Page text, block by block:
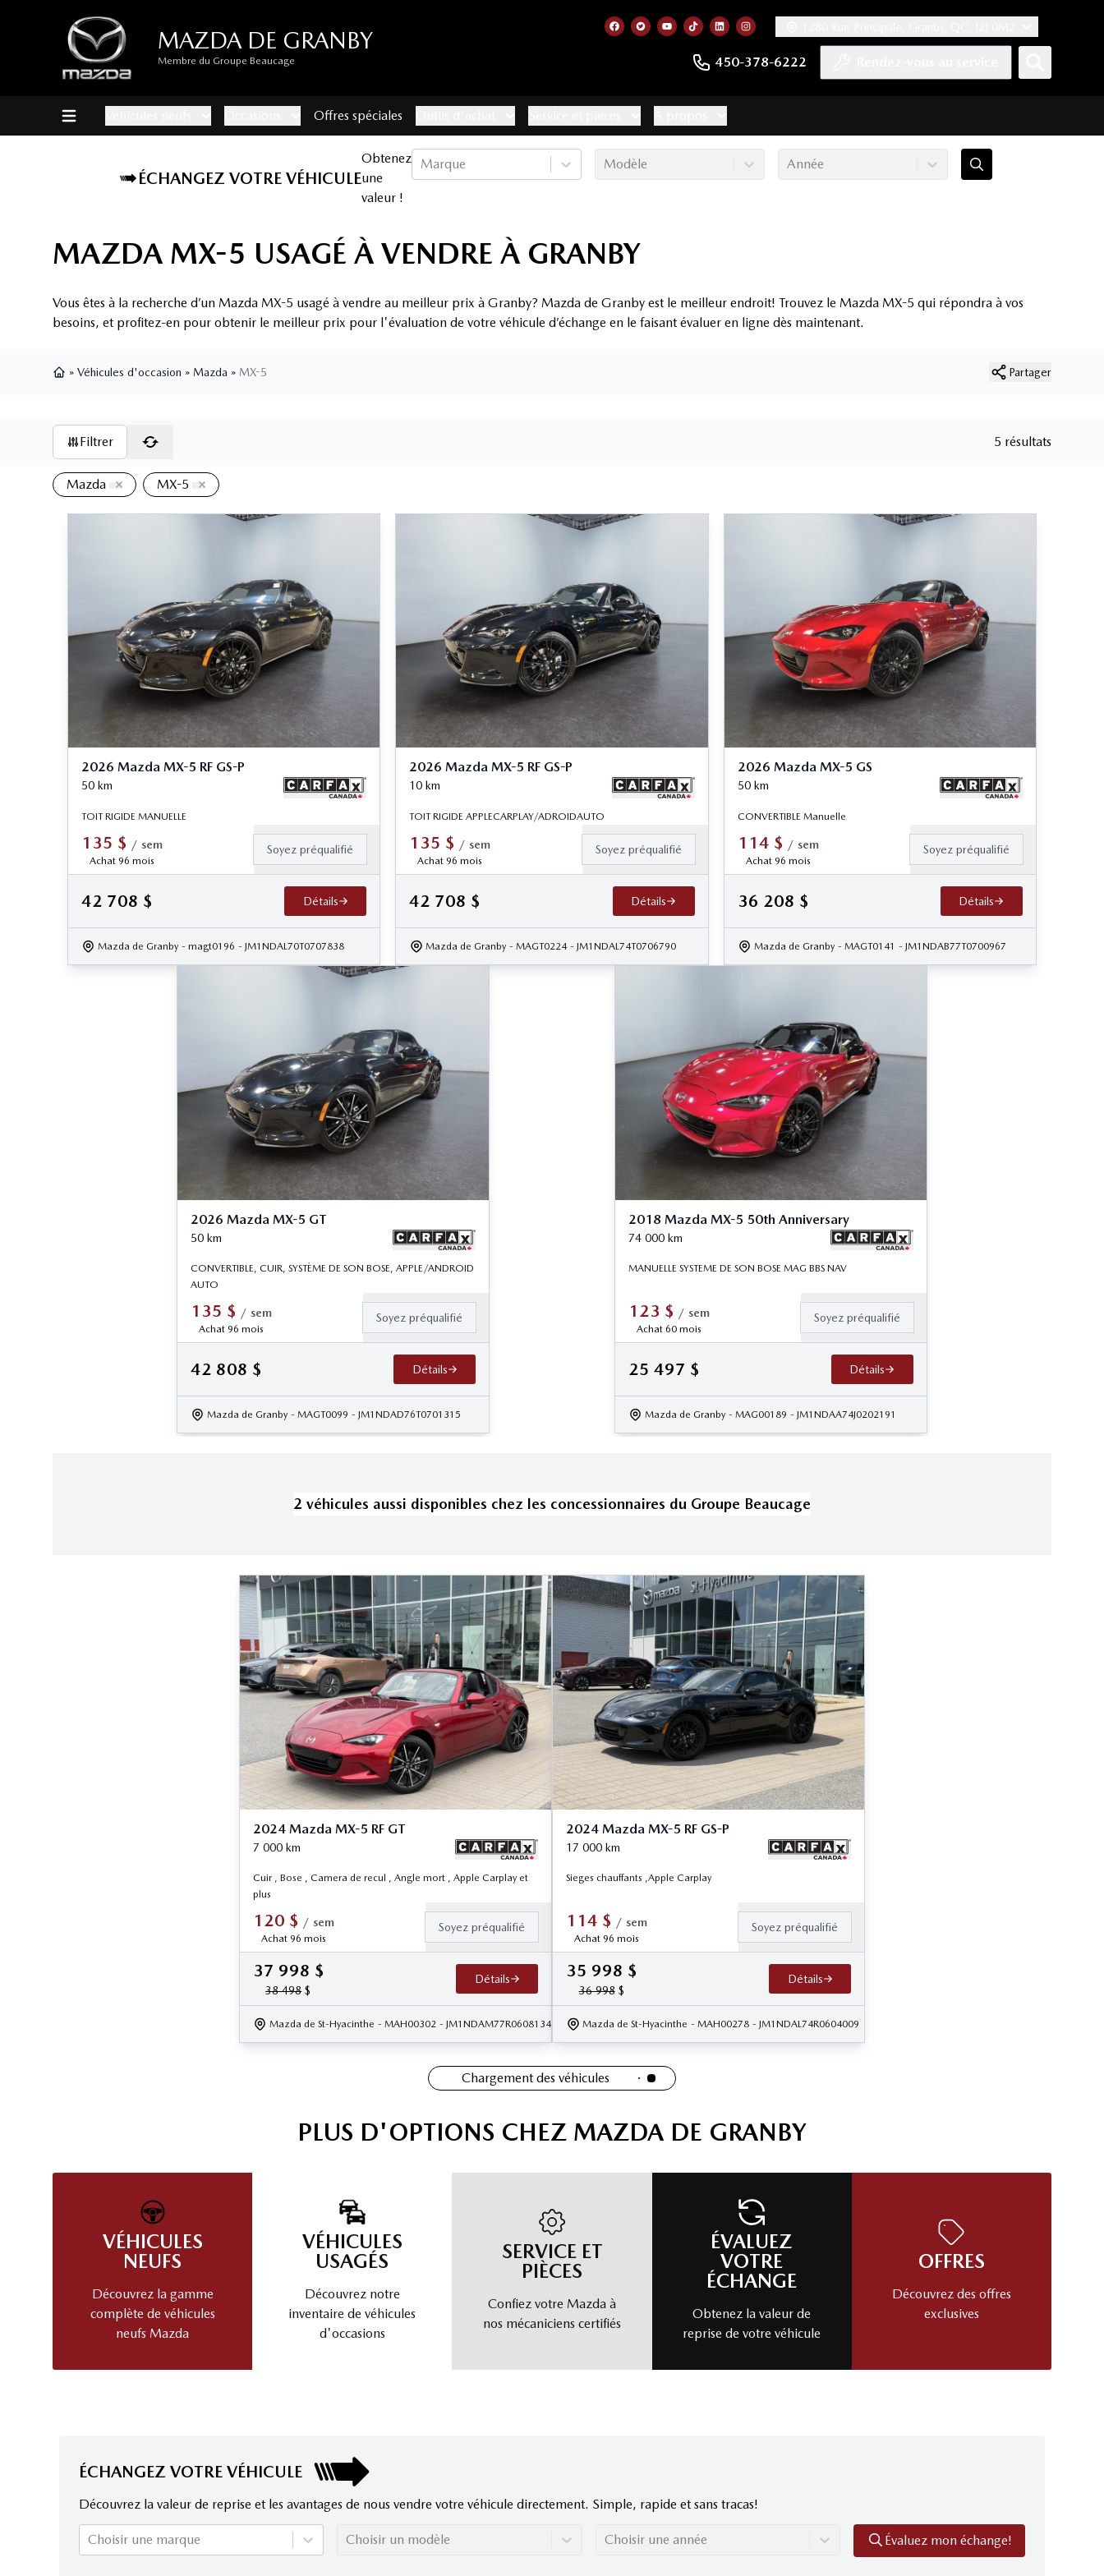
MAZDA DE GRANBY
Membre du Groupe Beaucage 450-378-6222
Lien vers notre page facebook
Lien vers notre compte Twitter
Lien vers notre chaîne YouTube
Lien vers notre compte Tiktok
Lien vers notre compte LinkedIn
Lien vers notre compte Instagram
Offres spéciales
ÉCHANGEZ VOTRE VÉHICULE
Obtenez
une
valeur !
Marque Modèle Année
MAZDA MX-5 USAGÉ À VENDRE À GRANBY
Vous êtes à la recherche d’un Mazda MX-5 usagé à vendre au meilleur prix à Granby? Mazda de Granby est le meilleur endroit! Trouvez le Mazda MX-5 qui répondra à vos
besoins, et profitez-en pour obtenir le meilleur prix pour l'évaluation de votre véhicule d’échange en le faisant évaluer en ligne dès maintenant.
» Véhicules d'occasion » Mazda » MX-5 Partager
Filtrer 5 résultats
Mazda MX-5
2026 Mazda MX-5 RF GS-P
50 km
TOIT RIGIDE MANUELLE
135 $ / sem
Achat 96 mois
Soyez préqualifié
42 708 $ Détails
Mazda de Granby - magt0196 - JM1NDAL70T0707838
2026 Mazda MX-5 RF GS-P
10 km
TOIT RIGIDE APPLECARPLAY/ADROIDAUTO
135 $ / sem
Achat 96 mois
Soyez préqualifié
42 708 $ Détails
Mazda de Granby - MAGT0224 - JM1NDAL74T0706790
2026 Mazda MX-5 GS
50km
CONVERTIBLE Manuelle
114 $ / sem
Achat 96 mois
Soyez préqualifié
36 208 $ Détails
Mazda de Granby - MAGT0141 - JM1NDAB77T0700967
2026 Mazda MX-5 GT
50 km
CONVERTIBLE, CUIR, SYSTÈME DE SON BOSE, APPLE/ANDROID
AUTO
135 $ / sem
Achat 96 mois
Soyez préqualifié
42 808 $ Détails
Mazda de Granby - MAGT0099 - JM1NDAD76T0701315
2018 Mazda MX-5 50th Anniversary
74 000km
MANUELLE SYSTEME DE SON BOSE MAG BBS NAV
123 $ / sem
Achat 60 mois
Soyez préqualifié
25 497 $ Détails
Mazda de Granby - MAG00189 - JM1NDAA74J0202191
2 véhicules aussi disponibles chez les concessionnaires du Groupe Beaucage
2024 Mazda MX-5 RF GT
7 000km
Cuir , Bose , Camera de recul , Angle mort , Apple Carplay et
plus
120 $ / sem
Achat 96 mois
Soyez préqualifié
37 998 $
38 498$
Détails
Mazda de St-Hyacinthe - MAH00302 - JM1NDAM77R0608134
2024 Mazda MX-5 RF GS-P
17 000 km
Sieges chauffants ,Apple Carplay
114 $ / sem
Achat 96 mois
Soyez préqualifié
35 998 $
36 998$
Détails
Mazda de St-Hyacinthe - MAH00278 - JM1NDAL74R0604009
Chargement des véhicules
PLUS D'OPTIONS CHEZ MAZDA DE GRANBY
VÉHICULES
NEUFS
Découvrez la gamme
complète de véhicules
neufs Mazda
VÉHICULES
USAGÉS
Découvrez notre
inventaire de véhicules
d'occasions
SERVICE ET
PIÈCES
Confiez votre Mazda à
nos mécaniciens certifiés
ÉVALUEZ
VOTRE
ÉCHANGE
Obtenez la valeur de
reprise de votre véhicule
OFFRES
Découvrez des offres
exclusives
ÉCHANGEZ VOTRE VÉHICULE
Découvrez la valeur de reprise et les avantages de nous vendre votre véhicule directement. Simple, rapide et sans tracas!
Choisir une marque Choisir un modèle Choisir une année Évaluez mon échange!